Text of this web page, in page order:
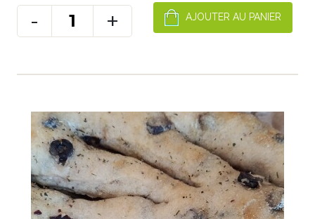
- + AJOUTER AU PANIER